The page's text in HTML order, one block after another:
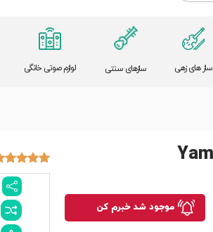
ساز های زهی سازهای سنتی لوازم صوتی خانگی
موجود شد خبرم کن